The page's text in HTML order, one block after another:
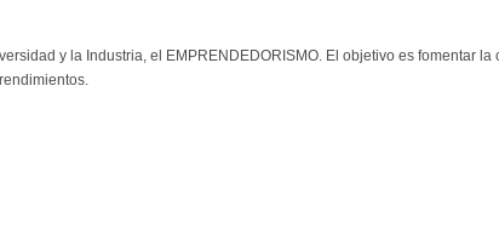
y la Industria, el EMPRENDEDORISMO. El objetivo es fomentar